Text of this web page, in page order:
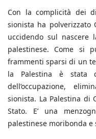
Con la complicità dei
sionista ha polverizzato
uccidendo sul nascere
palestinese. Come si
frammenti sparsi di un
la Palestina è stata
dell’occupazione,
sionista. La Palestina di
Stato. E’ una
palestinese moribonda e